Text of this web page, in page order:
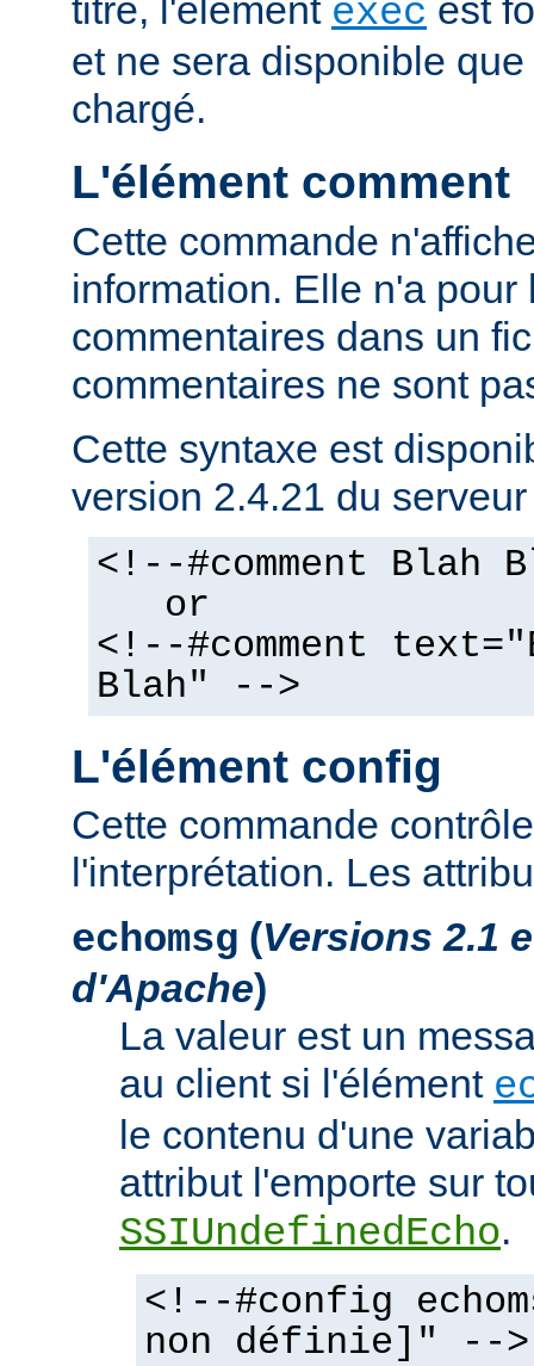
titre, l'élément exec est
et ne sera disponible
chargé.
L'élément comment
Cette commande
information. Elle n'a pour
commentaires dans un
commentaires ne sont
Cette syntaxe est
version 2.4.21 du
<!--#comment Blah
or
<!--#comment
Blah" -->
L'élément config
Cette commande
l'interprétation. Les
echomsg (Versions 2.1
d'Apache)
La valeur est un
au client si l'élément
le contenu d'une
attribut l'emporte sur
SSIUndefinedEcho.
<!--#config
non définie]" -->